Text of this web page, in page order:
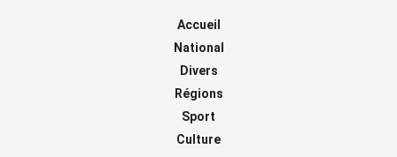
Accueil
National
Divers
Régions
Sport
Culture